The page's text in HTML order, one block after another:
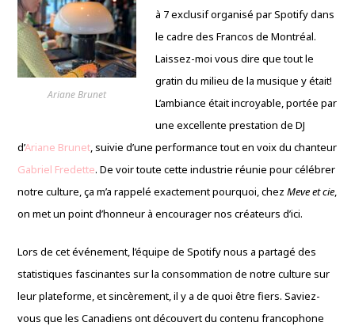
Ariane Brunet
à 7 exclusif organisé par Spotify dans
le cadre des Francos de Montréal.
Laissez-moi vous dire que tout le
gratin du milieu de la musique y était!
L’ambiance était incroyable, portée par
une excellente prestation de DJ
d’Ariane Brunet , suivie d’une performance tout en voix du chanteur
Gabriel Fredette. De voir toute cette industrie réunie pour célébrer
notre culture, ça m’a rappelé exactement pourquoi, chezMeve et cie
on met un point d’honneur à encourager nos créateurs d’ici.
Lors de cet événement, l’équipe de Spotify nous a partagé des
statistiques fascinantes sur la consommation de notre culture sur
leur plateforme, et sincèrement, il y a de quoi être fiers. Saviez-
vous que les Canadiens ont découvert du contenu francophone